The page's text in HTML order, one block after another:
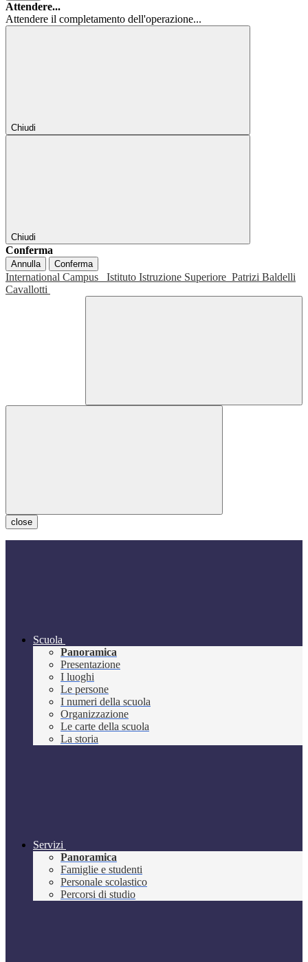
Attendere...
Attendere il completamento dell'operazione...
Chiudi
Chiudi
Conferma
Annulla Conferma
International Campus Istituto Istruzione Superiore Patrizi Baldelli
Cavallotti
close
Scuola
Panoramica
Presentazione
I luoghi
Le persone
I numeri della scuola
Organizzazione
Le carte della scuola
La storia
Servizi
Panoramica
Famiglie e studenti
Personale scolastico
Percorsi di studio